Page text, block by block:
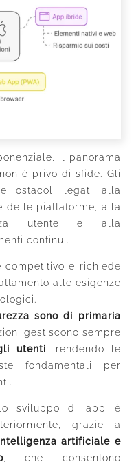
il panorama
è privo di sfide. Gli
ostacoli legati alla
delle piattaforme, alla
utente e alla
continui.
competitivo e richiede
alle esigenze
sono di primaria
gestiscono sempre
utenti , rendendo le
fondamentali per
sviluppo di app è
grazie a
artificiale e
, che consentono